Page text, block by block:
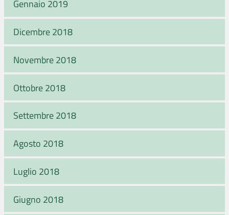
Gennaio 2019
Dicembre 2018
Novembre 2018
Ottobre 2018
Settembre 2018
Agosto 2018
Luglio 2018
Giugno 2018